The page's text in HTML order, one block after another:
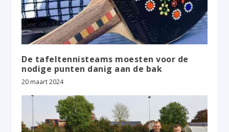
De tafeltennisteams moesten voor de
nodige punten danig aan de bak
20 maart 2024